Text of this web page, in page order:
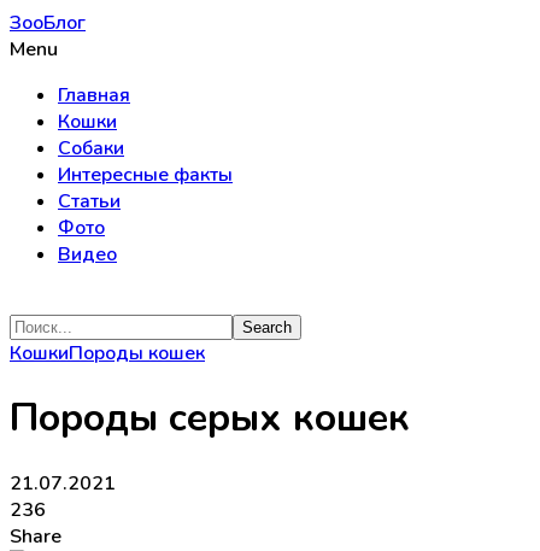
ЗооБлог
Menu
Главная
Кошки
Собаки
Интересные факты
Статьи
Фото
Видео
КошкиПороды кошек
Породы серых кошек
21.07.2021
236
Share